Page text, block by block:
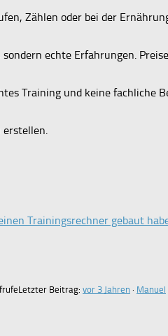
Zählen oder bei der
echte Erfahrungen.
Training und keine
Trainingsrechner gebaut
Letzter Beitrag: vor 3 Jahren · Manuel